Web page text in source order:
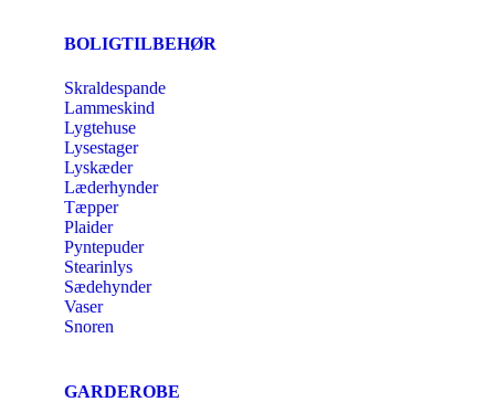
BOLIGTILBEHØR
Skraldespande
Lammeskind
Lygtehuse
Lysestager
Lyskæder
Læderhynder
Tæpper
Plaider
Pyntepuder
Stearinlys
Sædehynder
Vaser
Snoren
GARDEROBE